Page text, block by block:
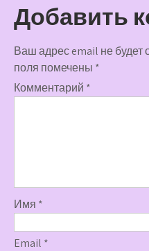
Добавить
Ваш адрес email не будет
поля помечены *
Комментарий *
Имя *
Email *